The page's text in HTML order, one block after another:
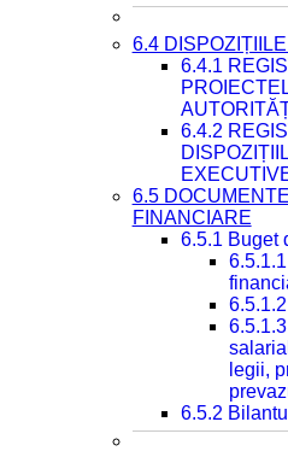
6.4
6.4.1
6.4.2
6.5
FINANCIARE
6.5.1 Buget
legii,
6.5.2